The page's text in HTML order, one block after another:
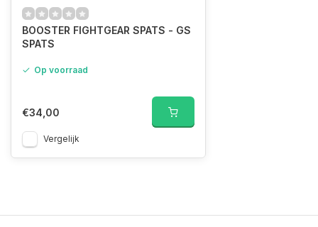
BOOSTER FIGHTGEAR SPATS - GS
SPATS
Op voorraad
€34,00
Vergelijk